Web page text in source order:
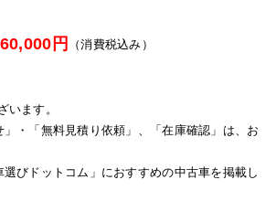
円 （消費税込み）
います。
・「無料見積り依頼」、「在庫確認」は、お
びドットコム」におすすめの中古車を掲載し